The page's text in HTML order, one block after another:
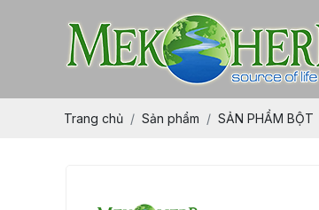
Trang chủ Sản phẩm SẢN PHẨM BỘT